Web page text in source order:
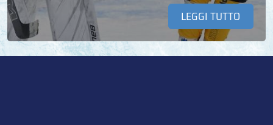
LEGGI TUTTO